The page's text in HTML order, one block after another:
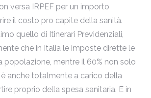
versa IRPEF per un importo
il costo pro capite della sanità.
quello di Itinerari Previdenziali,
che in Italia le imposte dirette le
popolazione, mentre il 60% non solo
anche totalmente a carico della
proprio della spesa sanitaria. E in